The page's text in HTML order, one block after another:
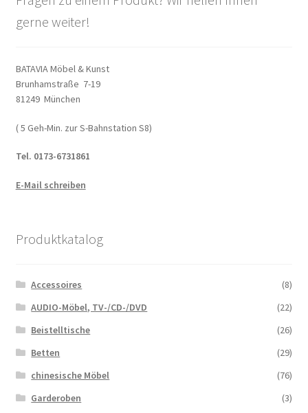
gerne weiter!
BATAVIA Möbel & Kunst
Brunhamstraße 7-19
81249 München
( 5 Geh-Min. zur S-Bahnstation S8)
Tel. 0173-6731861
E-Mail schreiben
Produktkatalog
Accessoires
(8)
AUDIO-Möbel, TV-/CD-/DVD
(22)
Beistelltische
(26)
Betten
(29)
chinesische Möbel
(76)
Garderoben
(3)